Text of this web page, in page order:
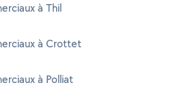
à Thil
à Crottet
à Polliat